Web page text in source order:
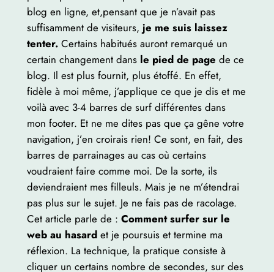
blog en ligne, et,pensant que je n’avait pas
suffisamment de visiteurs, je me suis laissez
tenter.Certains habitués auront remarqué un
certain changement dansle pied de page de ce
blog. Il est plus fournit, plus étoffé. En effet,
fidèle à moi même, j’applique ce que je dis et me
voilà avec 3-4 barres de surf différentes dans
mon footer. Et ne me dites pas que ça gêne votre
navigation, j’en croirais rien! Ce sont, en fait, des
barres de parrainages au cas où certains
voudraient faire comme moi. De la sorte, ils
deviendraient mes filleuls. Mais je ne m’étendrai
pas plus sur le sujet. Je ne fais pas de racolage.
Cet article parle de : Comment surfer sur le
web au hasard et je poursuis et termine ma
réflexion. La technique, la pratique consiste à
cliquer un certains nombre de secondes, sur des